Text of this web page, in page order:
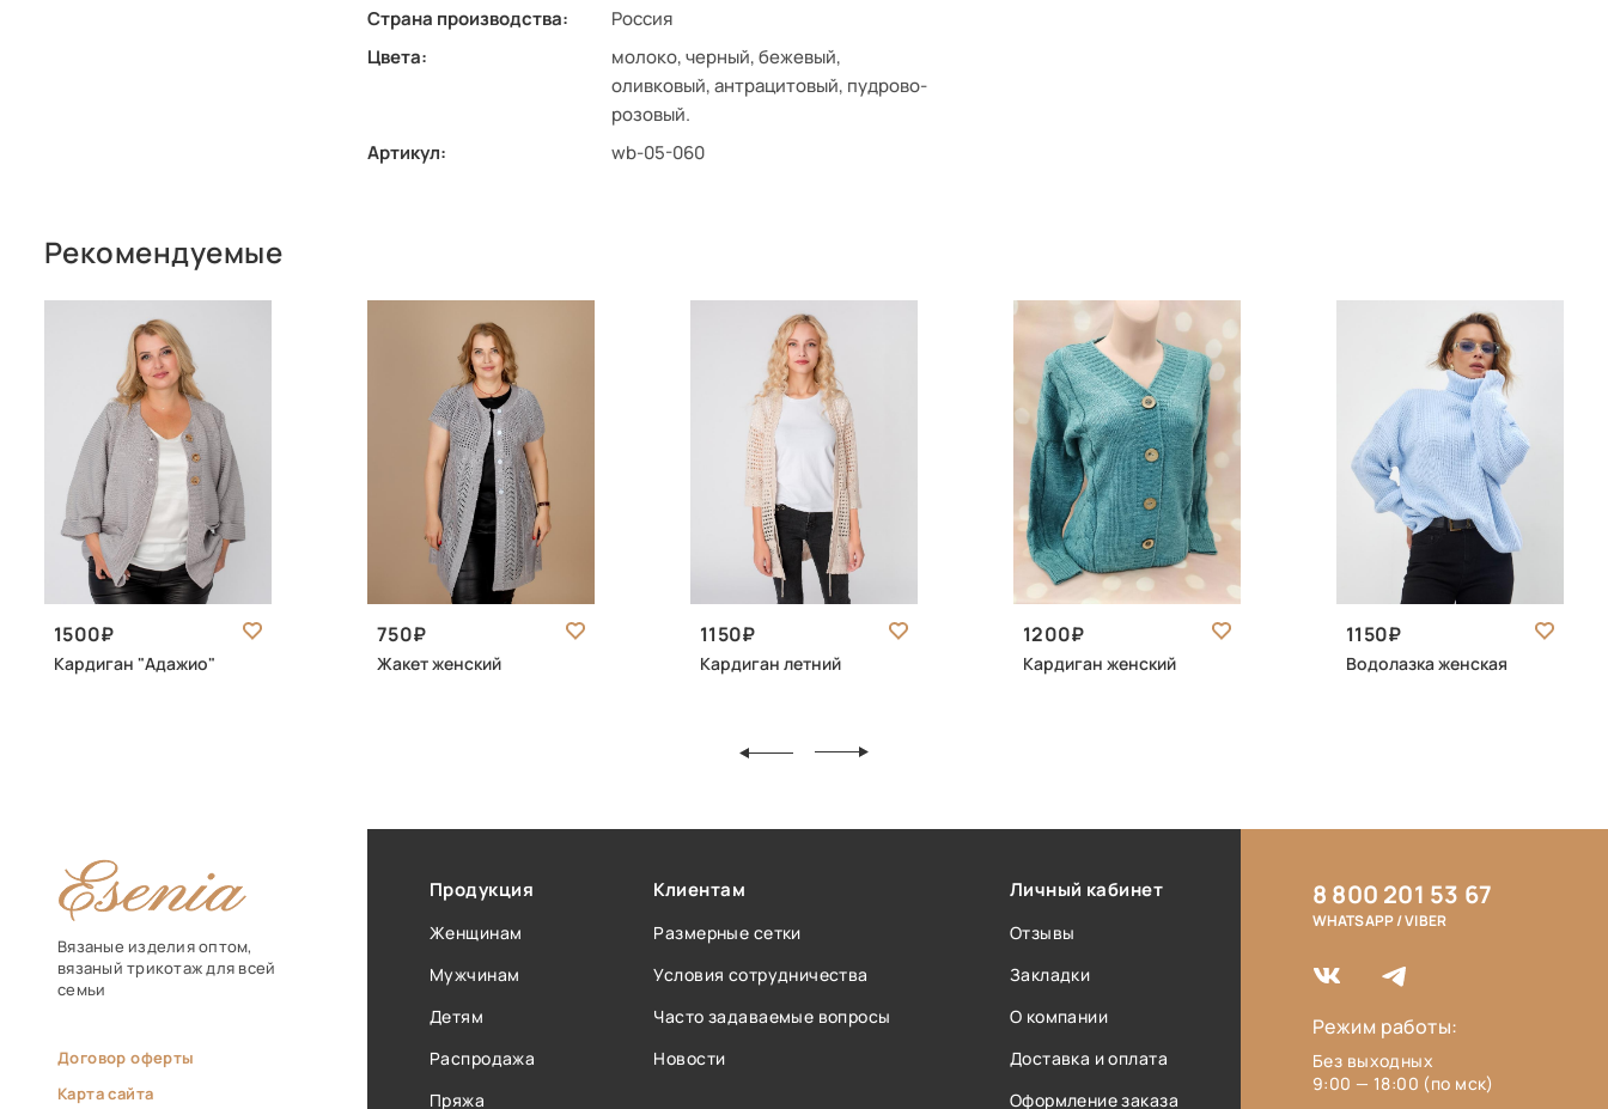
Страна производства:
Россия
Цвета:
молоко, черный, бежевый,
оливковый, антрацитовый, пудрово-
розовый.
Артикул:
wb-05-060
Рекомендуемые
1500
Кардиган "Адажио"
750
Жакет женский
1150
Кардиган летний
1200
Кардиган женский
1150
Водолазка женская
Вязаные изделия оптом,
вязаный трикотаж для всей
семьи
Договор оферты
Карта сайта
Продукция
Женщинам
Мужчинам
Детям
Распродажа
Пряжа
Клиентам
Размерные сетки
Условия сотрудничества
Часто задаваемые вопросы
Новости
Личный кабинет
Отзывы
Закладки
О компании
Доставка и оплата
Оформление заказа
8 800 201 53 67
WHATSAPP / VIBER
Режим работы:
Без выходных
9:00 — 18:00 (по мск)